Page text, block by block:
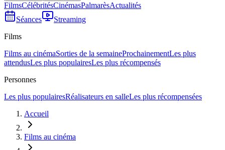
FilmsCélébritésCinémasPalmarèsActualités
Séances
Streaming
Films
Films au cinémaSorties de la semaineProchainementLes plus
attendusLes plus populairesLes plus récompensés
Personnes
Les plus populairesRéalisateurs en salleLes plus récompensées
Accueil
Films au cinéma